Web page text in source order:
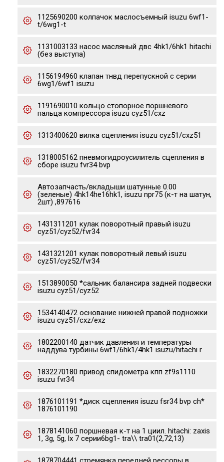
1125690200 колпачок маслосъемный isuzu 6wf1-
t/6wg1-t
1131003133 насос масляный двс 4hk1/6hk1 hitachi
(без выступа)
1156194960 клапан тнвд перепускной с серии
6wg1/6wf1 isuzu
1191690010 кольцо стопорное поршневого
пальца компрессора isuzu cyz51/cxz
1313400620 вилка сцепления isuzu cyz51/cxz51
1318005162 пневмогидроусилитель сцепления в
сборе isuzu fvr34 bvp
Автозапчасть/вкладыши шатунные 0.00
(зеленые) 4hk14he16hk1, isuzu npr75 (к-т на шатун,
2шт) ,897616
1431311201 кулак поворотный правый isuzu
cyz51/cyz52/fvr34
1431321201 кулак поворотный левый isuzu
cyz51/cyz52/fvr34
1513890050 *сальник балансира задней подвески
isuzu cyz51/cyz52
1534140472 основание нижней правой подножки
isuzu cyz51/cxz/exz
1802200140 датчик давления и температуры
наддува турбины 6wf1/6hk1/4hk1 isuzu/hitachi r
1832270180 привод спидометра кпп zf9s1110
isuzu fvr34
1876101191 *диск сцепления isuzu fsr34 bvp ch*
1876101190
1878141060 поршневая к-т на 1 циил. hitachi: zaxis
1, 3g, 5g, lx 7 серии6bg1- tra\\ tra01(2,72,13)